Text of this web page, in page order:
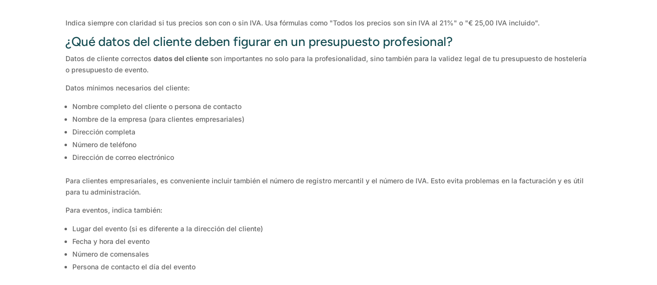
Indica siempre con claridad si tus precios son con o sin IVA. Usa fórmulas como "Todos los precios son sin IVA al 21%" o "€ 25,00 IVA incluido".
¿Qué datos del cliente deben figurar en un presupuesto profesional?
Datos de cliente correctosdatos del cliente son importantes no solo para la profesionalidad, sino también para la validez legal de tu presupuesto de hostelería
o presupuesto de evento.
Datos mínimos necesarios del cliente:
Nombre completo del cliente o persona de contacto
Nombre de la empresa (para clientes empresariales)
Dirección completa
Número de teléfono
Dirección de correo electrónico
Para clientes empresariales, es conveniente incluir también el número de registro mercantil y el número de IVA. Esto evita problemas en la facturación y es útil
para tu administración.
Para eventos, indica también:
Lugar del evento (si es diferente a la dirección del cliente)
Fecha y hora del evento
Número de comensales
Persona de contacto el día del evento